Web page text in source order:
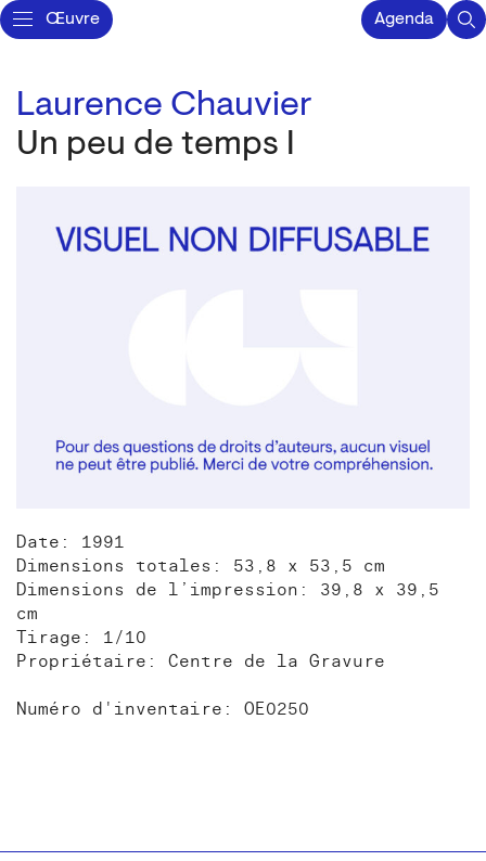
Œuvre Agenda
Laurence Chauvier
Un peu de temps I
Date: 1991
Dimensions totales: 53,8 x 53,5 cm
Dimensions de l’impression: 39,8 x 39,5
cm
Tirage: 1/10
Propriétaire: Centre de la Gravure
Numéro d'inventaire: OE0250